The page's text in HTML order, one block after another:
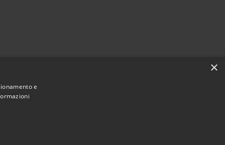
×
e